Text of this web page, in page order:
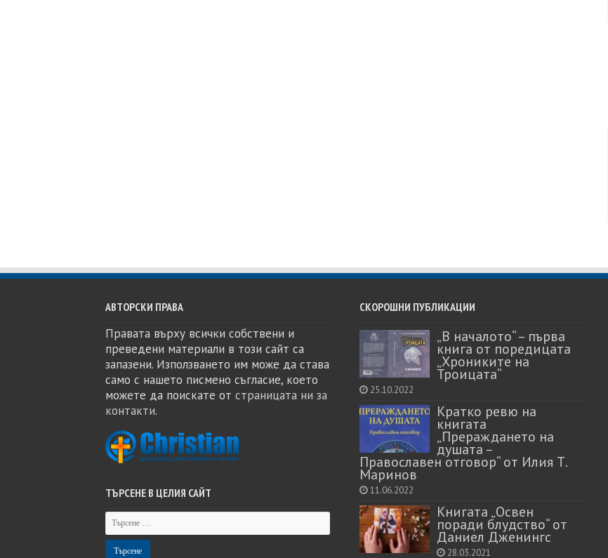
АВТОРСКИ ПРАВА
Правата върху всички собствени и
преведени материали в този сайт са
запазени. Използването им може да става
само с нашето писмено съгласие, което
можете да поискате от страницата ни за
контакти.
ТЪРСЕНЕ В ЦЕЛИЯ САЙТ
СКОРОШНИ ПУБЛИКАЦИИ
„В началото“ – първа
книга от поредицата
„Хрониките на
Троицата“
25.10.2022
Кратко ревю на
книгата
„Прераждането на
душата –
Православен отговор“ от Илия Т.
Маринов
11.06.2022
Книгата „Освен
поради блудство“ от
Даниел Дженингс
28.03.2021